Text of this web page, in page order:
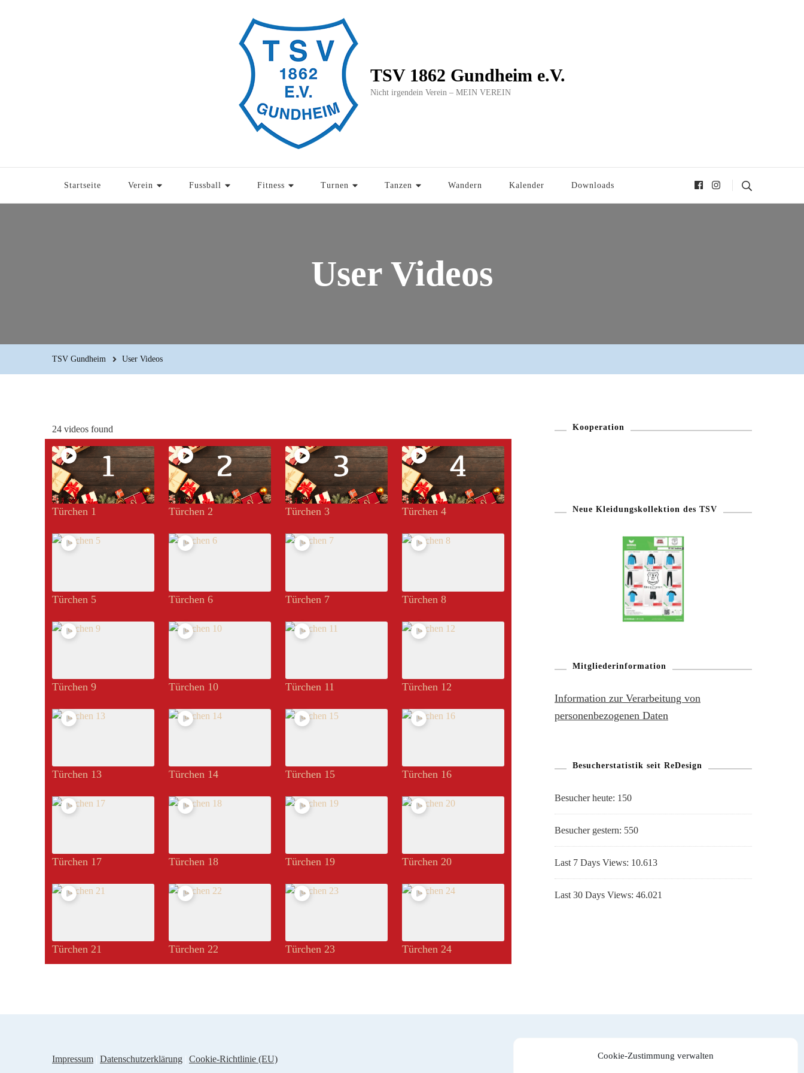
Cookie-Zustimmung verwalten
TSV 1862 Gundheim e.V.
Nicht irgendein Verein – MEIN VEREIN
Startseite Verein Fussball Fitness Turnen Tanzen Wandern Kalender Downloads
User Videos
TSV Gundheim User Videos
24 videos found
Türchen 1 Türchen 2 Türchen 3 Türchen 4
Türchen 5 Türchen 6 Türchen 7 Türchen 8
Türchen 9 Türchen 10 Türchen 11 Türchen 12
Türchen 13 Türchen 14 Türchen 15 Türchen 16
Türchen 17 Türchen 18 Türchen 19 Türchen 20
Türchen 21 Türchen 22 Türchen 23 Türchen 24
Kooperation
Neue Kleidungskollektion des TSV
Mitgliederinformation
Information zur Verarbeitung von
personenbezogenen Daten
Besucherstatistik seit ReDesign
Besucher heute: 150
Besucher gestern: 550
Last 7 Days Views: 10.613
Last 30 Days Views: 46.021
Impressum Datenschutzerklärung Cookie-Richtlinie (EU)